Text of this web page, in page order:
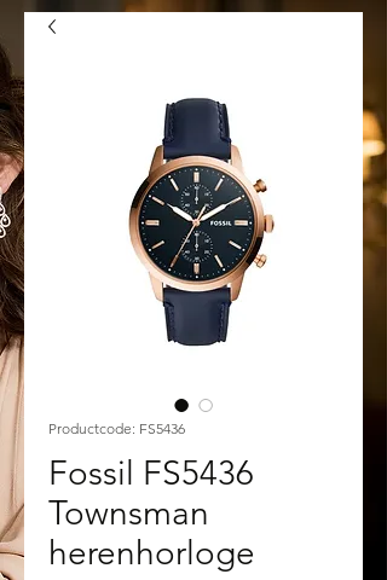
Productcode: FS5436
Fossil FS5436
Townsman
herenhorloge